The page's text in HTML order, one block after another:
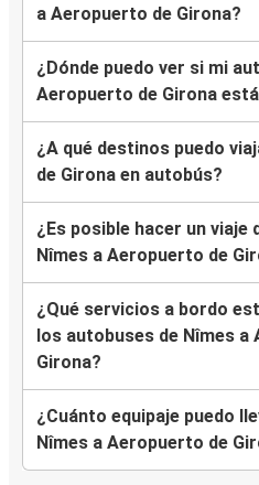
a Aeropuerto de Girona?
¿Dónde puedo ver si mi
Aeropuerto de Girona
¿A qué destinos puedo
de Girona en autobús?
¿Es posible hacer un viaje
Nîmes a Aeropuerto de
¿Qué servicios a bordo
los autobuses de Nîmes
Girona?
¿Cuánto equipaje puedo
Nîmes a Aeropuerto de